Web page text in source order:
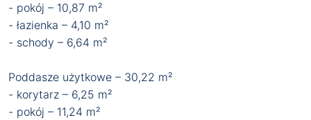
- pokój – 10,87 m²
- łazienka – 4,10 m²
- schody – 6,64 m²
Poddasze użytkowe – 30,22 m²
- korytarz – 6,25 m²
- pokój – 11,24 m²